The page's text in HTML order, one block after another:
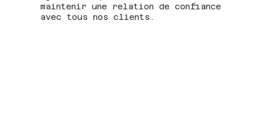
maintenir une relation de confiance
avec tous nos clients.